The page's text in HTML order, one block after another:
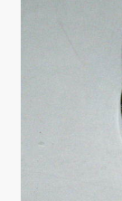
Политика в
Юридические